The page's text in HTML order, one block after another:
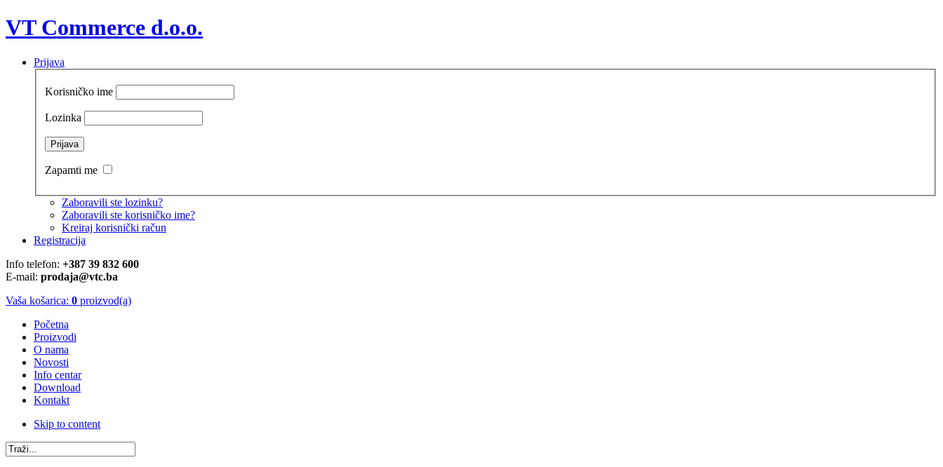
VT Commerce d.o.o.
Prijava
Korisničko ime
Lozinka
Zapamti me
Zaboravili ste lozinku?
Zaboravili ste korisničko ime?
Kreiraj korisnički račun
Registracija
Info telefon: +387 39 832 600
E-mail: prodaja@vtc.ba
Vaša košarica: 0 proizvod(a)
Početna
Proizvodi
O nama
Novosti
Info centar
Download
Kontakt
Skip to content